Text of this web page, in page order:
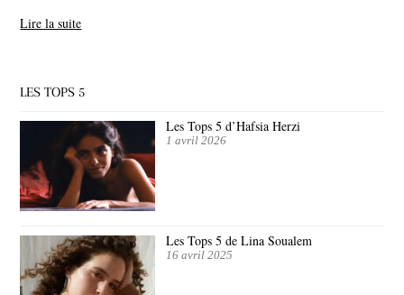
Lire la suite
LES TOPS 5
Les Tops 5 d’Hafsia Herzi
1 avril 2026
Les Tops 5 de Lina Soualem
16 avril 2025